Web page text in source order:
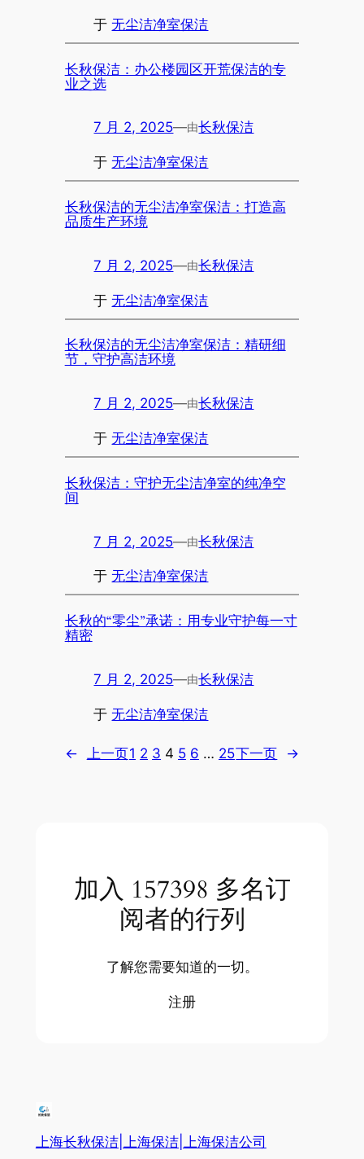
于无尘洁净室保洁
长秋保洁：办公楼园区开荒保洁的专
业之选
7 月 2, 2025—由长秋保洁
于无尘洁净室保洁
长秋保洁的无尘洁净室保洁：打造高
品质生产环境
7 月 2, 2025—由长秋保洁
于无尘洁净室保洁
长秋保洁的无尘洁净室保洁：精研细
节，守护高洁环境
7 月 2, 2025—由长秋保洁
于无尘洁净室保洁
长秋保洁：守护无尘洁净室的纯净空
间
7 月 2, 2025—由长秋保洁
于无尘洁净室保洁
长秋的“零尘”承诺：用专业守护每一寸
精密
7 月 2, 2025—由长秋保洁
于无尘洁净室保洁
← 上一页1 2 3 4 5 6 … 25下一页 →
加入 157398 多名订
阅者的行列
了解您需要知道的一切。
注册
上海长秋保洁|上海保洁|上海保洁公司